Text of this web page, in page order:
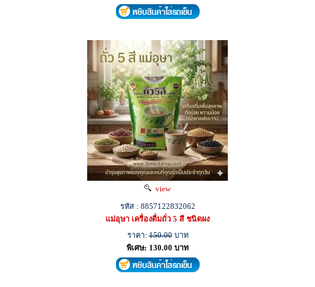
view
รหัส : 8857122832062
แม่อุษา เครื่องดื่มถั่ว 5 สี ชนิดผง
ราคา:150.00บาท
พิเศษ: 130.00 บาท